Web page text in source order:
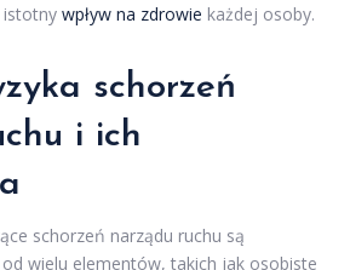
wpływ na zdrowie każdej osoby.
schorzeń
i ich
schorzeń narządu ruchu są
wielu elementów, takich jak osobiste